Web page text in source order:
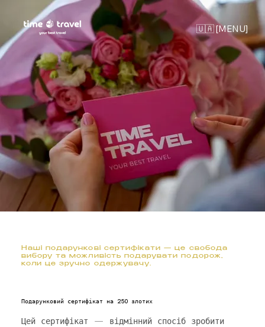
🇺🇦 [MENU]
Наші подарункові сертифікати — це свобода
вибору та можливість подарувати подорож,
коли це зручно одержувачу.
Цей сертифікат — відмінний спосіб зробити
Подарунковий сертифікат на 250 злотих